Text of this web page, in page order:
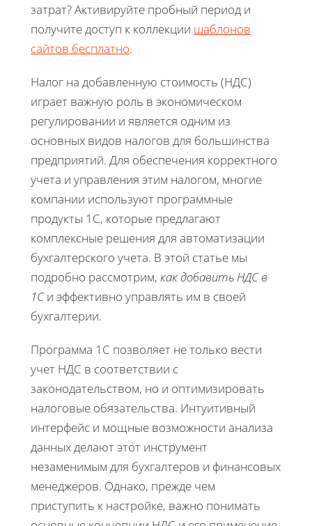
затрат? Активируйте пробный период и
получите доступ к коллекции шаблонов
сайтов бесплатно.
Налог на добавленную стоимость (НДС)
играет важную роль в экономическом
регулировании и является одним из
основных видов налогов для большинства
предприятий. Для обеспечения корректного
учета и управления этим налогом, многие
компании используют программные
продукты 1С, которые предлагают
комплексные решения для автоматизации
бухгалтерского учета. В этой статье мы
подробно рассмотрим, как добавить НДС в
1Си эффективно управлять им в своей
бухгалтерии.
Программа 1С позволяет не только вести
учет НДС в соответствии с
законодательством, но и оптимизировать
налоговые обязательства. Интуитивный
интерфейс и мощные возможности анализа
данных делают этот инструмент
незаменимым для бухгалтеров и финансовых
менеджеров. Однако, прежде чем
приступить к настройке, важно понимать